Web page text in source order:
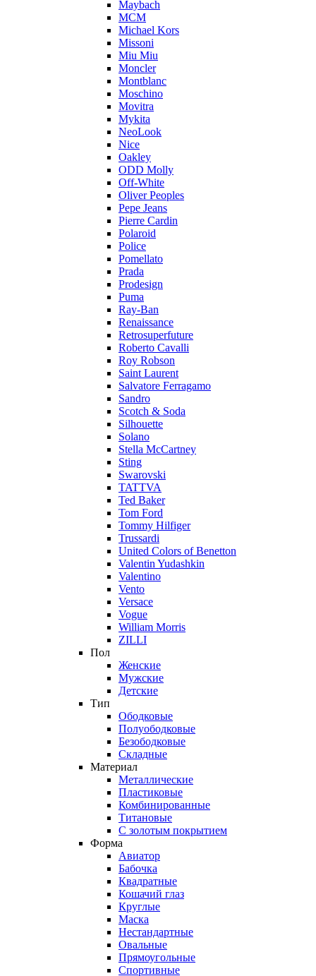
Maybach
MCM
Michael Kors
Missoni
Miu Miu
Moncler
Montblanc
Moschino
Movitra
Mykita
NeoLook
Nice
Oakley
ODD Molly
Off-White
Oliver Peoples
Pepe Jeans
Pierre Cardin
Polaroid
Police
Pomellato
Prada
Prodesign
Puma
Ray-Ban
Renaissance
Retrosuperfuture
Roberto Cavalli
Roy Robson
Saint Laurent
Salvatore Ferragamo
Sandro
Scotch & Soda
Silhouette
Solano
Stella McCartney
Sting
Swarovski
TATTVA
Ted Baker
Tom Ford
Tommy Hilfiger
Trussardi
United Colors of Benetton
Valentin Yudashkin
Valentino
Vento
Versace
Vogue
William Morris
ZILLI
Пол
Женские
Мужские
Детские
Тип
Ободковые
Полуободковые
Безободковые
Складные
Материал
Металлические
Пластиковые
Комбинированные
Титановые
С золотым покрытием
Форма
Авиатор
Бабочка
Квадратные
Кошачий глаз
Круглые
Маска
Нестандартные
Овальные
Прямоугольные
Спортивные